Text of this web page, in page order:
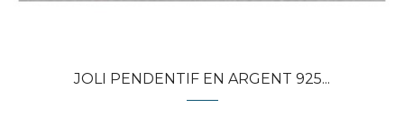
JOLI PENDENTIF EN ARGENT 925...